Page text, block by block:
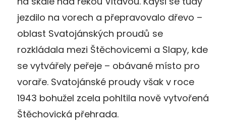
jezdilo na vorech a přepravovalo dřevo –
oblast Svatojánských proudů se
rozkládala mezi Štěchovicemi a Slapy, kde
se vytvářely peřeje – obávané místo pro
voraře. Svatojánské proudy však v roce
1943 bohužel zcela pohltila nově vytvořená
Štěchovická přehrada.